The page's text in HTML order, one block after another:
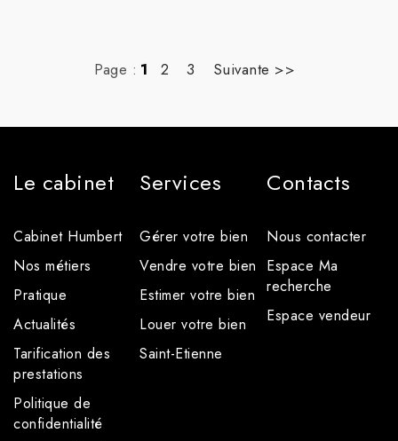
Page : 1 2 3 Suivante >>
Le cabinet
Cabinet Humbert
Nos métiers
Pratique
Actualités
Tarification des
prestations
Politique de
confidentialité
Services
Gérer votre bien
Vendre votre bien
Estimer votre bien
Louer votre bien
Saint-Etienne
Contacts
Nous contacter
Espace Ma
recherche
Espace vendeur